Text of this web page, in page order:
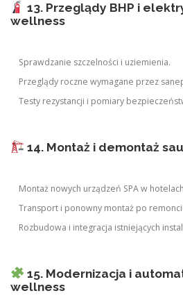
13. Przeglądy BHP i
wellness
Sprawdzanie szczelności i uziemienia.
Przeglądy roczne wymagane przez
Testy rezystancji i pomiary
14. Montaż i demontaż
Montaż nowych urządzeń SPA w
Transport i ponowny montaż po
Rozbudowa i integracja istniejących
15. Modernizacja i
wellness